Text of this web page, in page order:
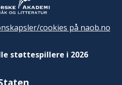
cookies på naob.no
støttespillere i 2026